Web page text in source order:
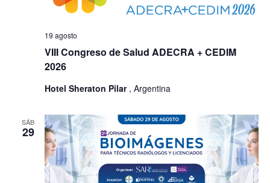
VIII Congreso de Salud ADECRA + CEDIM
2026
19 agosto
Hotel Sheraton Pilar , Argentina
SÁB
29